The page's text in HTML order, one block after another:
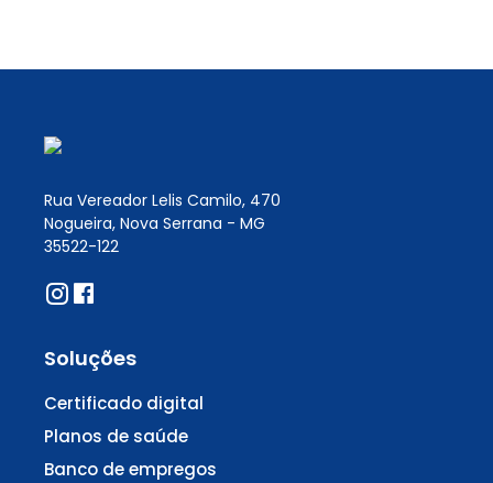
Rua Vereador Lelis Camilo, 470
Nogueira, Nova Serrana - MG
35522-122
Soluções
Certificado digital
Planos de saúde
Banco de empregos